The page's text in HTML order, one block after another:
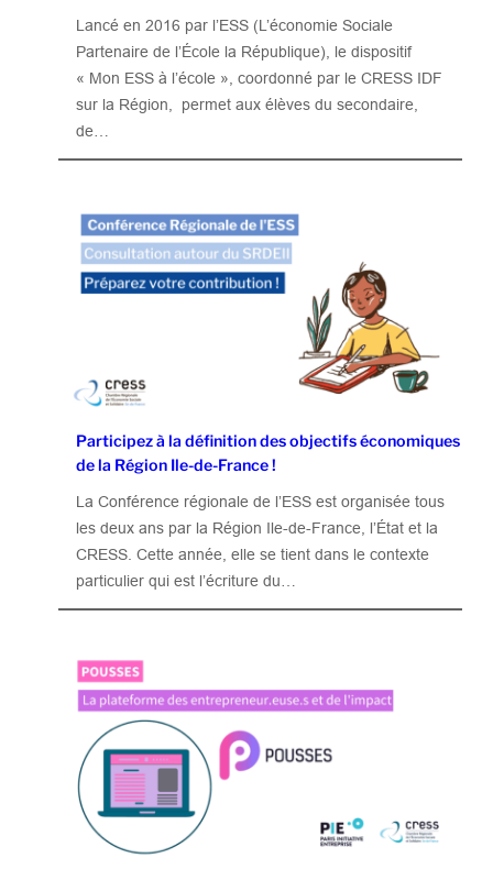
Lancé en 2016 par l’ESS (L’économie Sociale
Partenaire de l’École la République), le dispositif
« Mon ESS à l’école », coordonné par le CRESS IDF
sur la Région, permet aux élèves du secondaire,
de…
Participez à la définition des objectifs économiques
de la Région Ile-de-France !
La Conférence régionale de l’ESS est organisée tous
les deux ans par la Région Ile-de-France, l’État et la
CRESS. Cette année, elle se tient dans le contexte
particulier qui est l’écriture du…